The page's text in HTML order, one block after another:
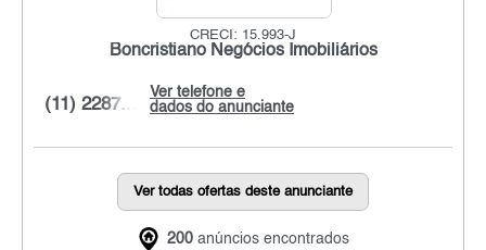
CRECI: 15.993-J
Boncristiano Negócios Imobiliários
Ver telefone e
dados do anunciante
(11) 2287...
Ver todas ofertas deste anunciante
200 anúncios encontrados